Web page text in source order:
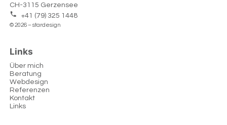
CH-3115 Gerzensee
+41 (79) 325 1448
© 2026 – stardesign
Links
Über mich
Beratung
Webdesign
Referenzen
Kontakt
Links